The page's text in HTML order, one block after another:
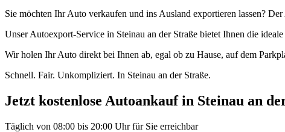
Sie möchten Ihr Auto verkaufen und ins Ausland exportieren lassen?
Unser Autoexport-Service in Steinau an der Straße bietet Ihnen die
Wir holen Ihr Auto direkt bei Ihnen ab, egal ob zu Hause, auf dem
Schnell. Fair. Unkompliziert. In Steinau an der Straße.
Jetzt kostenlose Autoankauf in Steinau an
Täglich von 08:00 bis 20:00 Uhr für Sie erreichbar